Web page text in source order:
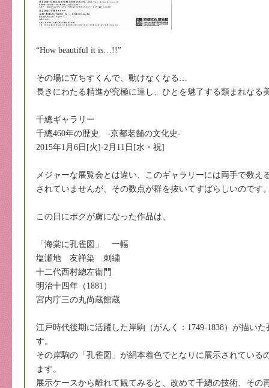
“How beautiful it is…!!”
その場に立ちすくんで、動けなくなる…
長きにわたる精進が究極に達し、ひとを魅了する類まれなる
千總ギャラリー
千總460年の歴史 -京都老舗の文化史-
2015年1月6日[火]-2月11日[水・祝]
メジャーな展覧会とは違い、このギャラリーには両手で数え
されていませんが、その数点が群を抜いてすばらしいのです
この日にボクが虜になった作品は、
「海棠に孔雀図」 一幅
塩瀬地 友禅染 刺繍
十二代西村總左衛門
明治十四年（1881）
宮内庁三の丸尚蔵館蔵
江戸時代後期に活躍した岸駒（がんく：1749-1838）が描い
す。
その岸駒の「孔雀図」が絹本着色でとなりに展示されている
ます。
展示ケースから離れて観てみると、改めて千總の技術、その